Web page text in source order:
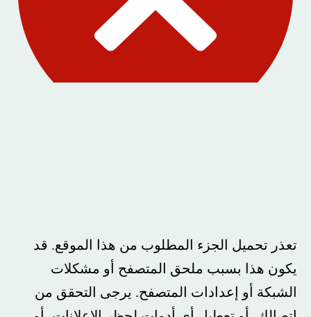
تعذر تحميل الجزء المطلوب من هذا الموقع. قد
يكون هذا بسبب ملحق المتصفح أو مشكلات
الشبكة أو إعدادات المتصفح. يرجى التحقق من